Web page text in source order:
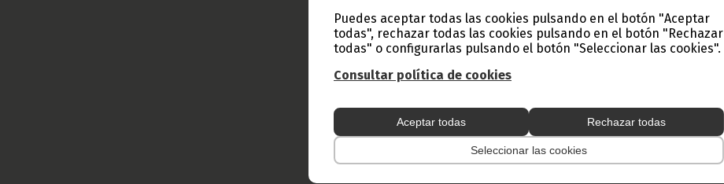
Puedes aceptar todas las cookies pulsando en el botón "Aceptar
todas", rechazar todas las cookies pulsando en el botón "Rechazar
todas" o configurarlas pulsando el botón "Seleccionar las cookies".
Consultar política de cookies
Aceptar todas Rechazar todas
Seleccionar las cookies